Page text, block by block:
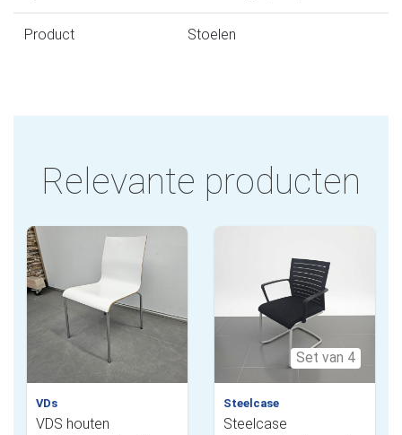
Product Stoelen
Relevante producten
VDs
VDS houten
Set van 4
Steelcase
Steelcase